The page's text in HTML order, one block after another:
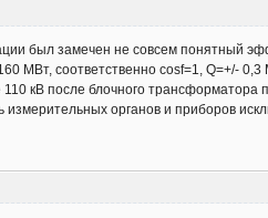
был замечен не совсем понятный
МВт, соответственно cosf=1, Q=+/-
110 кВ после блочного
измерительных органов и приборов